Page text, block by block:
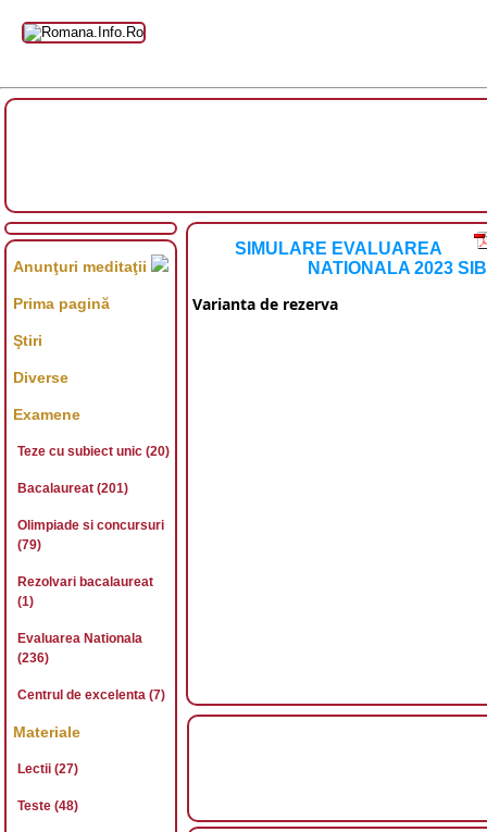
SIMULARE EVALUAREA
NATIONALA 2023
Varianta de rezerva
Anunţuri meditaţii
Prima pagină
Ştiri
Diverse
Examene
Teze cu subiect unic (20)
Bacalaureat (201)
Olimpiade si concursuri
(79)
Rezolvari bacalaureat
(1)
Evaluarea Nationala
(236)
Centrul de excelenta (7)
Materiale
Lectii (27)
Teste (48)